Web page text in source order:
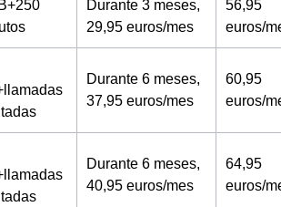
Durante 3 meses,
29,95 euros/mes
56,95
euros/
Durante 6 meses,
37,95 euros/mes
60,95
euros/
Durante 6 meses,
40,95 euros/mes
64,95
euros/